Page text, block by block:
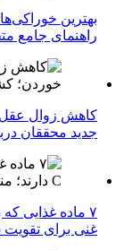
بهترین
راهنمای جامع
کاهش زوال
جدید محققان
غنی برای